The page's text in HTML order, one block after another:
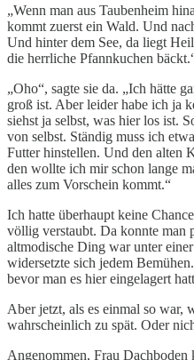
„Wenn man aus Taubenheim
kommt zuerst ein Wald. Und
Und hinter dem See, da liegt
die herrliche Pfannkuchen
„Oho“, sagte sie da. „Ich hätte
groß ist. Aber leider habe ich ja
siehst ja selbst, was hier los ist.
von selbst. Ständig muss ich
Futter hinstellen. Und den alten
den wollte ich mir schon lange
alles zum Vorschein kommt.“
Ich hatte überhaupt keine
völlig verstaubt. Da konnte man
altmodische Ding war unter
widersetzte sich jedem
bevor man es hier eingelagert
Aber jetzt, als es einmal so war,
wahrscheinlich zu spät. Oder
Angenommen, Frau